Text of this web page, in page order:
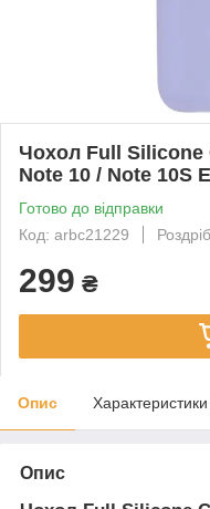
Чохол Full Silicone
Note 10 / Note 10S
Готово до відправки
Код: arbc21229
Роздріб
299 ₴
Опис Характеристики
Опис